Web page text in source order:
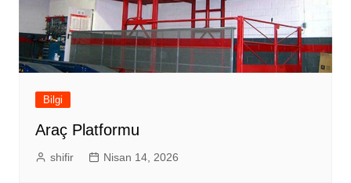
Bilgi
Araç Platformu
shifir Nisan 14, 2026